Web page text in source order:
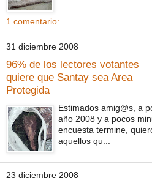
1 comentario:
31 diciembre 2008
96% de los lectores votantes
quiere que Santay sea Area
Protegida
Estimados amig@s, a
año 2008 y a pocos
encuesta termine,
aquellos qu...
23 diciembre 2008